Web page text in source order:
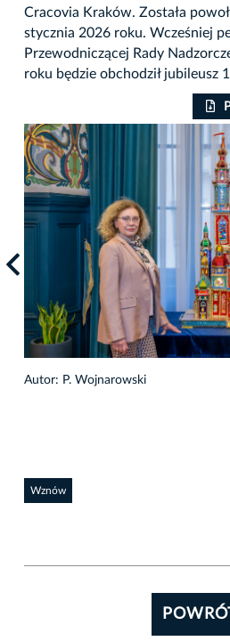
Cracovia Kraków. Została
stycznia 2026 roku. Wcześniej
Przewodniczącej Rady
roku będzie obchodził jubileusz
Autor: P. Wojnarowski
Wznów